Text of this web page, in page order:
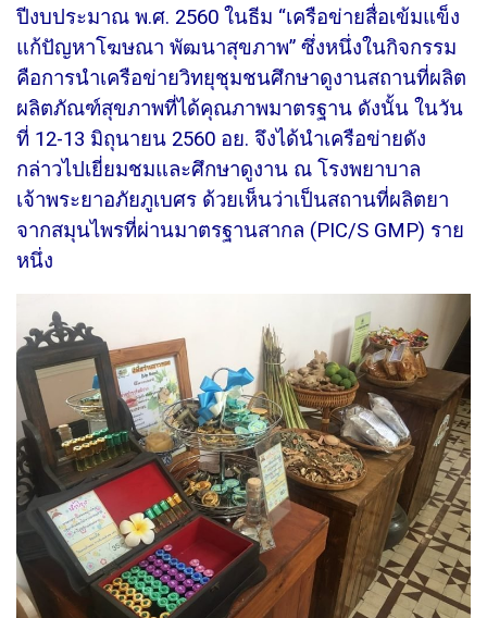
ปีงบประมาณ พ.ศ. 2560 ในธีม “เครือข่ายสื่อเข้มแข็ง
แก้ปัญหาโฆษณา พัฒนาสุขภาพ” ซึ่งหนึ่งในกิจกรรม
คือการนำเครือข่ายวิทยุชุมชนศึกษาดูงานสถานที่ผลิต
ผลิตภัณฑ์สุขภาพที่ได้คุณภาพมาตรฐาน ดังนั้น ในวัน
ที่ 12-13 มิถุนายน 2560 อย. จึงได้นำเครือข่ายดัง
กล่าวไปเยี่ยมชมและศึกษาดูงาน ณ โรงพยาบาล
เจ้าพระยาอภัยภูเบศร ด้วยเห็นว่าเป็นสถานที่ผลิตยา
จากสมุนไพรที่ผ่านมาตรฐานสากล (PIC/S GMP) ราย
หนึ่ง